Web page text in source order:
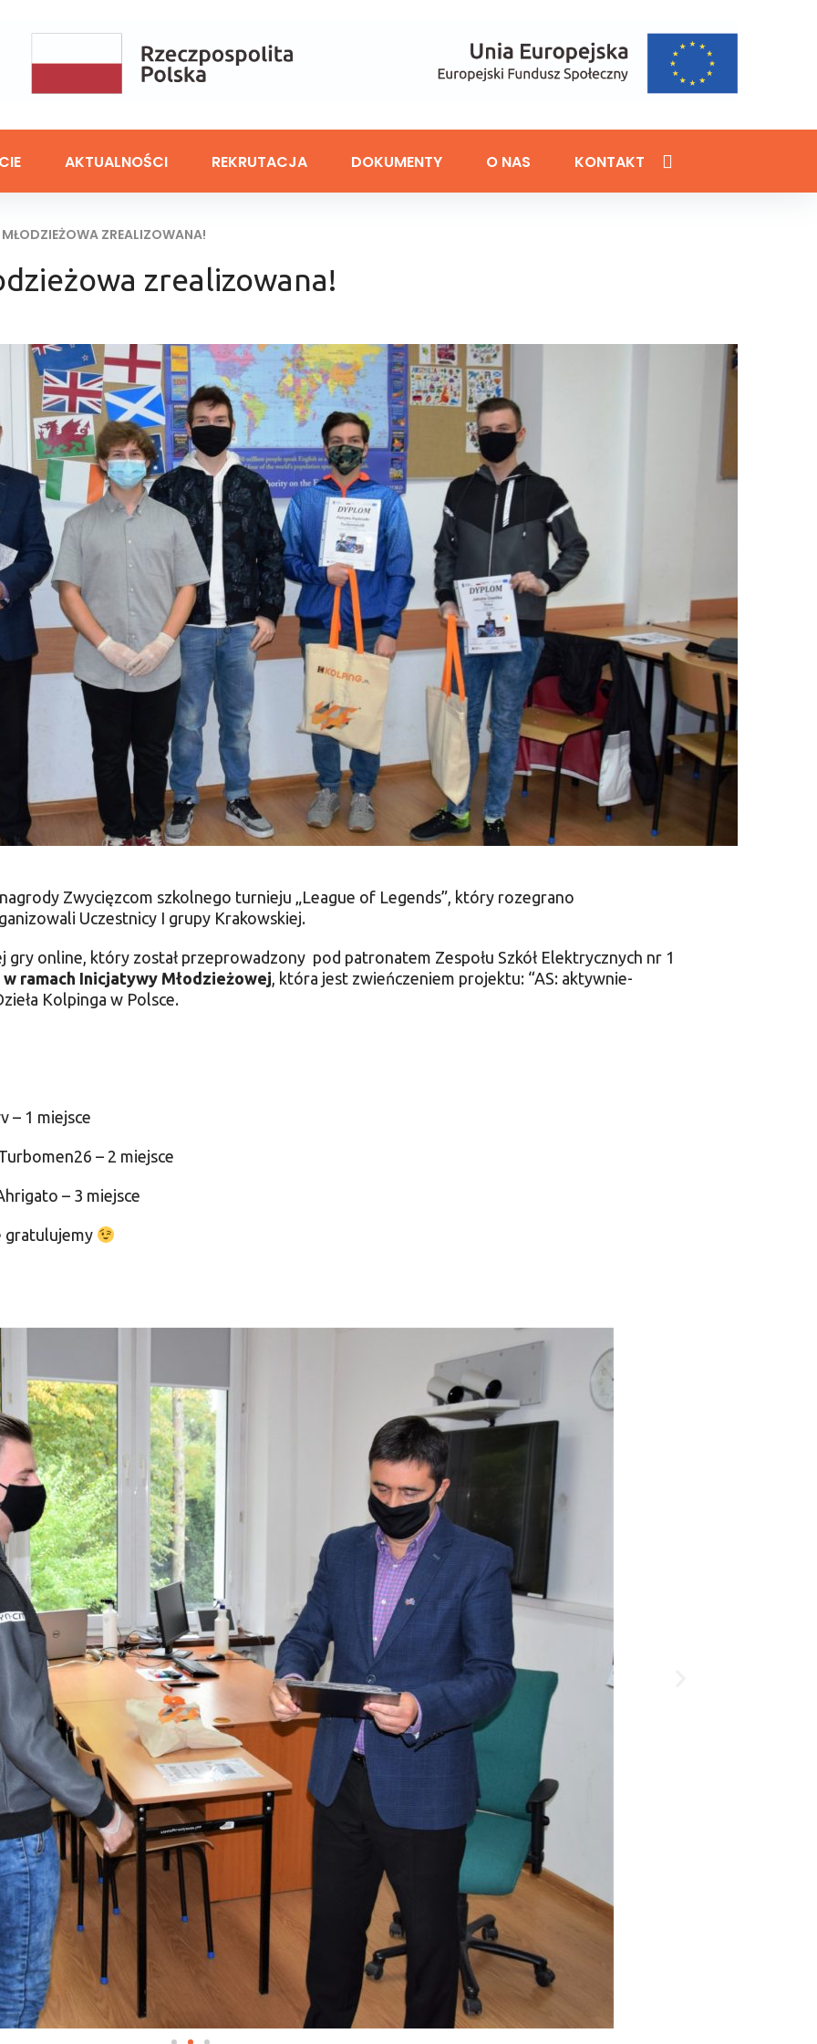
AKTUALNOŚCI REKRUTACJA DOKUMENTY O NAS KONTAKT
ZREALIZOWANA!
zrealizowana!
Zwycięzcom szkolnego turnieju „League of Legends”, który rozegrano
Uczestnicy I grupy Krakowskiej.
online, który został przeprowadzony pod patronatem Zespołu Szkół Elektrycznych nr 1
w ramach Inicjatywy Młodzieżowej, która jest zwieńczeniem projektu: “AS: aktywnie-
Kolpinga w Polsce.
– 1 miejsce
– 2 miejsce
– 3 miejsce
gratulujemy